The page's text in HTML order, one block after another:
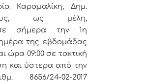
Καραμαλίκη, Δημ.
ως μέλη,
σήμερα την 1η
της εβδομάδας
ώρα 09:00 σε τακτική
και ύστερα από την
8656/24-02-2017